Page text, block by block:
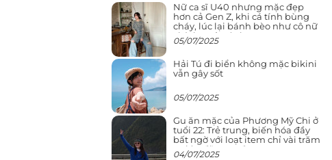
Nữ ca sĩ U40 nhưng mặc đẹp
hơn cả Gen Z, khi cá tính bùng
cháy, lúc lại bánh bèo như cô nữ
chính ngôn tình
05/07/2025
Hải Tú đi biển không mặc bikini
vẫn gây sốt
05/07/2025
Gu ăn mặc của Phương Mỹ Chi ở
tuổi 22: Trẻ trung, biến hóa đầy
bất ngờ với loạt item chỉ vài trăm
nghìn đã mua được
04/07/2025